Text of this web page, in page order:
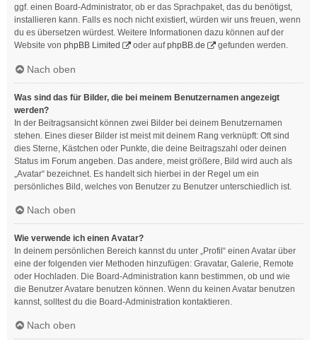
ggf. einen Board-Administrator, ob er das Sprachpaket, das du benötigst,
installieren kann. Falls es noch nicht existiert, würden wir uns freuen, wenn
du es übersetzen würdest. Weitere Informationen dazu können auf der
Website von phpBB Limited oder aufphpBB.de gefunden werden.
Nach oben
Was sind das für Bilder, die bei meinem Benutzernamen angezeigt
werden?
In der Beitragsansicht können zwei Bilder bei deinem Benutzernamen
stehen. Eines dieser Bilder ist meist mit deinem Rang verknüpft: Oft sind
dies Sterne, Kästchen oder Punkte, die deine Beitragszahl oder deinen
Status im Forum angeben. Das andere, meist größere, Bild wird auch als
„Avatar“ bezeichnet. Es handelt sich hierbei in der Regel um ein
persönliches Bild, welches von Benutzer zu Benutzer unterschiedlich ist.
Nach oben
Wie verwende ich einen Avatar?
In deinem persönlichen Bereich kannst du unter „Profil“ einen Avatar über
eine der folgenden vier Methoden hinzufügen: Gravatar, Galerie, Remote
oder Hochladen. Die Board-Administration kann bestimmen, ob und wie
die Benutzer Avatare benutzen können. Wenn du keinen Avatar benutzen
kannst, solltest du die Board-Administration kontaktieren.
Nach oben